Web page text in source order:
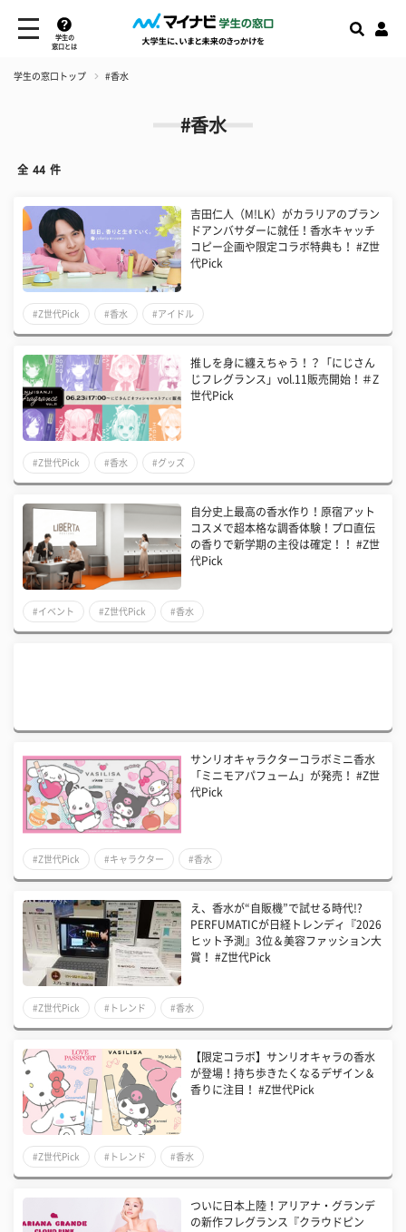
学生の
窓口とは
学生の窓口トップ #香水
#香水
全 44 件
吉田仁人（M!LK）がカラリアのブラン
ドアンバサダーに就任！香水キャッチ
コピー企画や限定コラボ特典も！ #Z世
代Pick
#Z世代Pick #香水 #アイドル
推しを身に纏えちゃう！？「にじさん
じフレグランス」vol.11販売開始！＃Z
世代Pick
#Z世代Pick #香水 #グッズ
自分史上最高の香水作り！原宿アット
コスメで超本格な調香体験！プロ直伝
の香りで新学期の主役は確定！！ #Z世
代Pick
#イベント #Z世代Pick #香水
サンリオキャラクターコラボミニ香水
「ミニモアパフューム」が発売！ #Z世
代Pick
#Z世代Pick #キャラクター #香水
え、香水が“自販機”で試せる時代!?
PERFUMATICが日経トレンディ『2026
ヒット予測』3位＆美容ファッション大
賞！ #Z世代Pick
#Z世代Pick #トレンド #香水
【限定コラボ】サンリオキャラの香水
が登場！持ち歩きたくなるデザイン＆
香りに注目！ #Z世代Pick
#Z世代Pick #トレンド #香水
ついに日本上陸！アリアナ・グランデ
の新作フレグランス『クラウドピン